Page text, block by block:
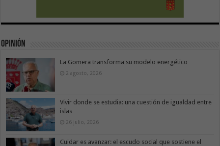
Opinión
La Gomera transforma su modelo energético
2 agosto, 2026
Vivir donde se estudia: una cuestión de igualdad entre
islas
26 julio, 2026
Cuidar es avanzar: el escudo social que sostiene el